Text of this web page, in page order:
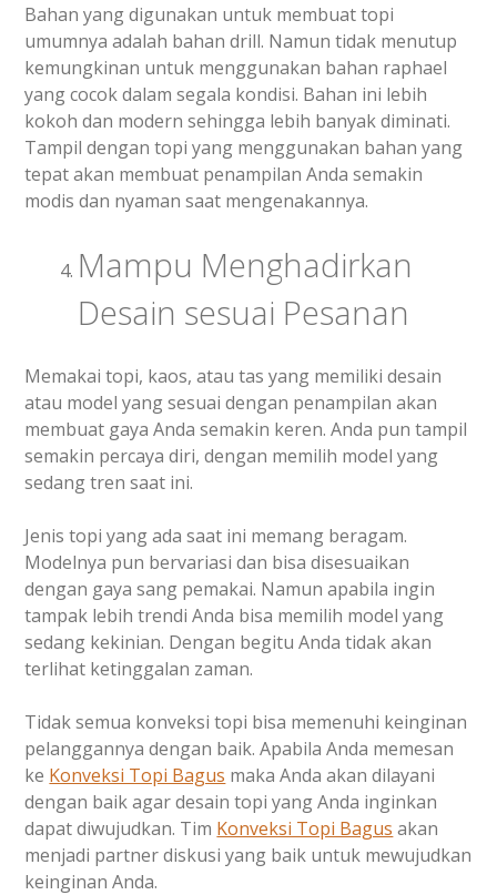
Bahan yang digunakan untuk membuat topi
umumnya adalah bahan drill. Namun tidak menutup
kemungkinan untuk menggunakan bahan raphael
yang cocok dalam segala kondisi. Bahan ini lebih
kokoh dan modern sehingga lebih banyak diminati.
Tampil dengan topi yang menggunakan bahan yang
tepat akan membuat penampilan Anda semakin
modis dan nyaman saat mengenakannya.
Mampu Menghadirkan
Desain sesuai Pesanan
Memakai topi, kaos, atau tas yang memiliki desain
atau model yang sesuai dengan penampilan akan
membuat gaya Anda semakin keren. Anda pun tampil
semakin percaya diri, dengan memilih model yang
sedang tren saat ini.
Jenis topi yang ada saat ini memang beragam.
Modelnya pun bervariasi dan bisa disesuaikan
dengan gaya sang pemakai. Namun apabila ingin
tampak lebih trendi Anda bisa memilih model yang
sedang kekinian. Dengan begitu Anda tidak akan
terlihat ketinggalan zaman.
Tidak semua konveksi topi bisa memenuhi keinginan
pelanggannya dengan baik. Apabila Anda memesan
ke Konveksi Topi Bagus maka Anda akan dilayani
dengan baik agar desain topi yang Anda inginkan
dapat diwujudkan. Tim Konveksi Topi Bagus akan
menjadi partner diskusi yang baik untuk mewujudkan
keinginan Anda.